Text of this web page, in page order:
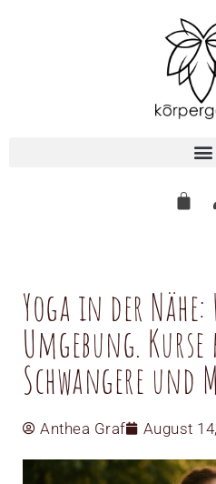
Yoga in der
Umgebung.
Schwangere und
Anthea Graf August